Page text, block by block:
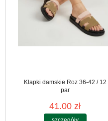
Klapki damskie Roz 36-42 / 12
par
41.00 zł